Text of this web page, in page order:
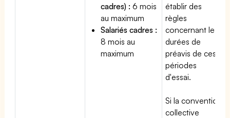
cadres) : 6 mois
au maximum
Salariés cadres :
8 mois au
maximum
établir des
règles
concernant les
durées de
préavis de ces
périodes
d'essai.
Si la convention
collective